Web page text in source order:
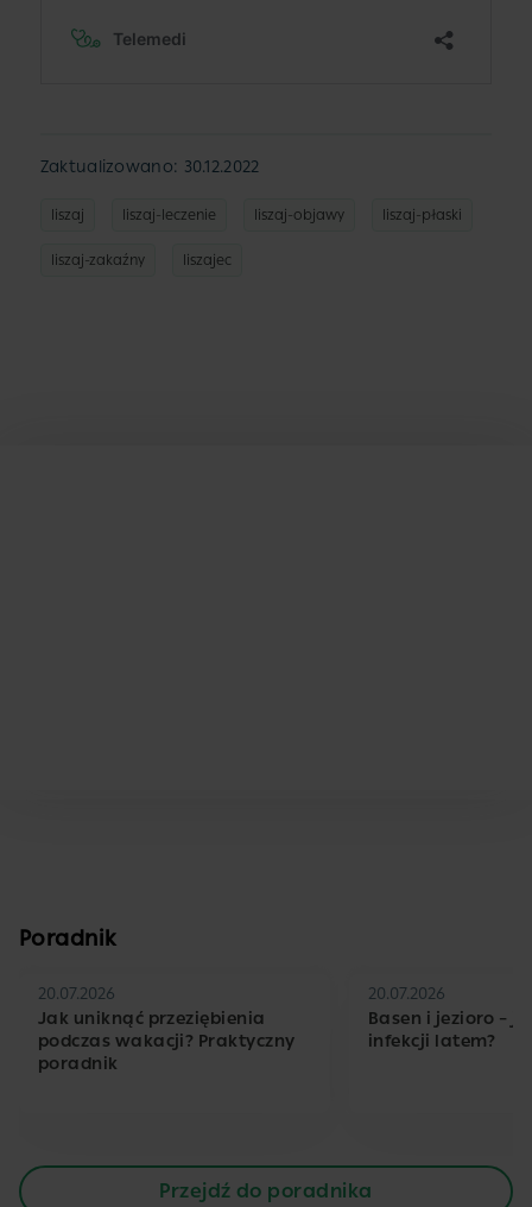
Zaktualizowano: 30.12.2022
liszaj liszaj-leczenie liszaj-objawy liszaj-płaski
liszaj-zakaźny liszajec
Poradnik
20.07.2026
Jak uniknąć przeziębienia
podczas wakacji? Praktyczny
poradnik
20.07.2026
Basen i jezioro –
infekcji latem?
Przejdź do poradnika